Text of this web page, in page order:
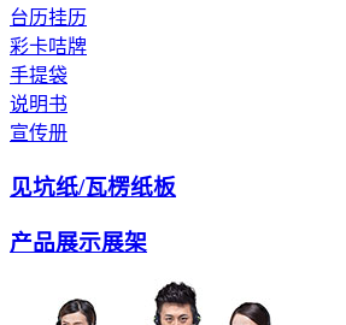
台历挂历
彩卡咭牌
手提袋
说明书
宣传册
见坑纸/瓦楞纸板
产品展示展架